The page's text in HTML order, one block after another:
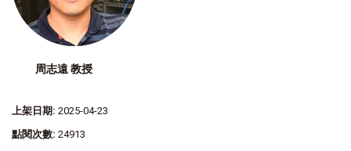
周志遠 教授
上架日期: 2025-04-23
點閱次數: 24913